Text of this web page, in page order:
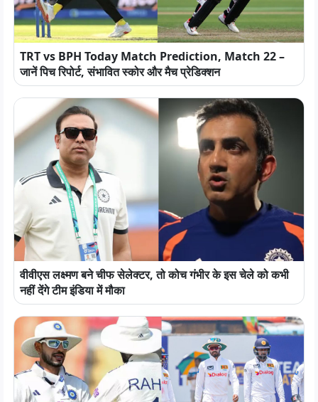
TRT vs BPH Today Match Prediction, Match 22 –
जानें पिच रिपोर्ट, संभावित स्कोर और मैच प्रेडिक्शन
वीवीएस लक्ष्मण बने चीफ सेलेक्टर, तो कोच गंभीर के इस चेले को कभी
नहीं देंगे टीम इंडिया में मौका